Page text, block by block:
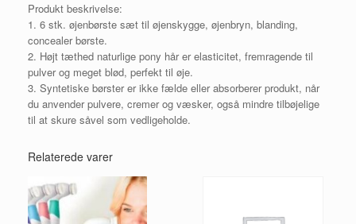
Produkt beskrivelse:
1. 6 stk. øjenbørste sæt til øjenskygge, øjenbryn, blanding,
concealer børste.
2. Højt tæthed naturlige pony hår er elasticitet, fremragende til
pulver og meget blød, perfekt til øje.
3. Syntetiske børster er ikke fælde eller absorberer produkt, når
du anvender pulvere, cremer og væsker, også mindre tilbøjelige
til at skure såvel som vedligeholde.
Relaterede varer